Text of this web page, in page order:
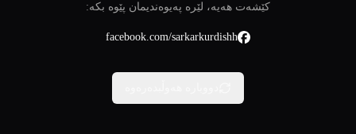
کێشەت هەیە، لێرە پەیوەندیمان پێوە بکە:
facebook.com/sarkarkurdishh